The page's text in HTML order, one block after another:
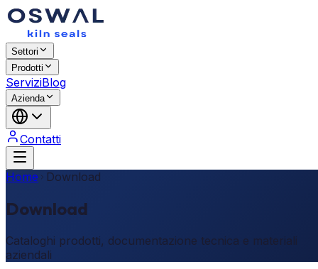
Settori
Prodotti
ServiziBlog
Azienda
Contatti
Home Download
Download
Cataloghi prodotti, documentazione tecnica e materiali
aziendali